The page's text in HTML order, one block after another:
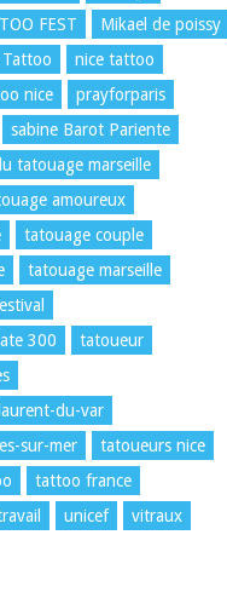
FEST
Mikael de poissy
nice tattoo
nice
prayforparis
sabine Barot Pariente
tatouage marseille
amoureux
tatouage couple
tatouage marseille
300
tatoueur
du-var
sur-mer
tatoueurs nice
tattoo france
unicef
vitraux